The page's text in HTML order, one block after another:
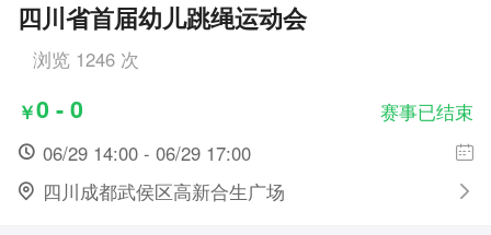
四川省首届幼儿跳绳运动会
浏览 1246 次
￥0 - 0
赛事已结束
06/29 14:00 - 06/29 17:00
四川成都武侯区高新合生广场